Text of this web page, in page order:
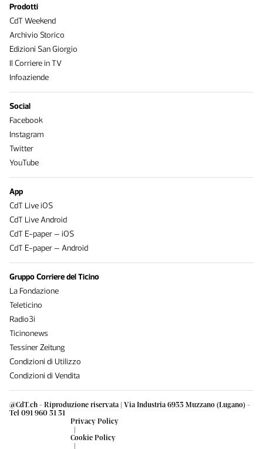
@CdT.ch - Riproduzione riservata | Via Industria 6933 Muzzano (Lugano) -
Tel 091 960 31 31
Privacy Policy
|
Cookie Policy
|
Prodotti
CdT Weekend
Archivio Storico
Edizioni San Giorgio
Il Corriere in TV
Infoaziende
Social
Facebook
Instagram
Twitter
YouTube
App
CdT Live iOS
CdT Live Android
CdT E-paper – iOS
CdT E-paper – Android
Gruppo Corriere del Ticino
La Fondazione
Teleticino
Radio3i
Ticinonews
Tessiner Zeitung
Condizioni di Utilizzo
Condizioni di Vendita